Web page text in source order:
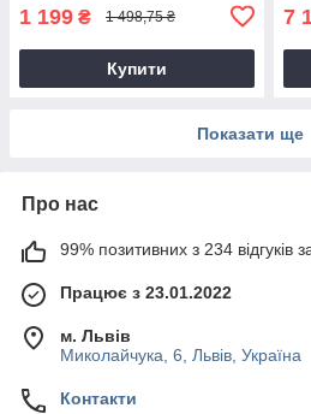
1 199 ₴ 1 498,75 ₴
Купити
7
Показати ще
Про нас
99% позитивних з 234 відгуків
Працює з 23.01.2022
м. Львів
Миколайчука, 6, Львів, Україна
Контакти